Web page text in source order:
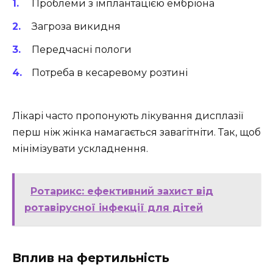
Проблеми з імплантацією ембріона
Загроза викидня
Передчасні пологи
Потреба в кесаревому розтині
Лікарі часто пропонують лікування дисплазії
перш ніж жінка намагається завагітніти. Так, щоб
мінімізувати ускладнення.
Ротарикс: ефективний захист від
ротавірусної інфекції для дітей
Вплив на фертильність